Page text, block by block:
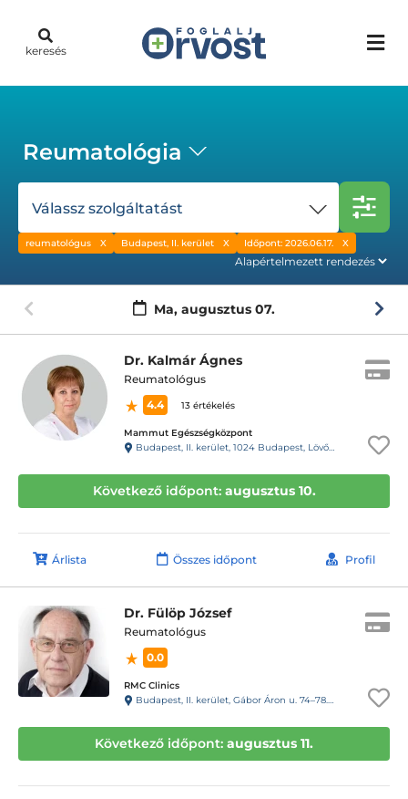
keresés
Reumatológia
Válassz szolgáltatást
reumatológus Budapest, II. kerület Időpont: 2026.06.17.
Ma, augusztus 07.
Dr. Kalmár Ágnes
Reumatológus
4.4
13 értékelés
Mammut Egészségközpont
Budapest, II. kerület, 1024 Budapest, Lövőház utca 1-5. Mammut II., 4. emelet
Következő időpont: augusztus 10.
Árlista Összes időpont Profil
Dr. Fülöp József
Reumatológus
0.0
RMC Clinics
Budapest, II. kerület, Gábor Áron u. 74–78. III. emelet
Következő időpont: augusztus 11.